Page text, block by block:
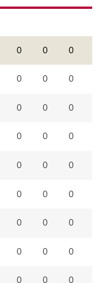
0 0 0
0 0 0
0 0 0
0 0 0
0 0 0
0 0 0
0 0 0
0 0 0
0 0 0